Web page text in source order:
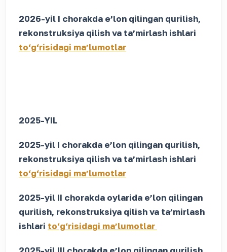
2026-yil I chorakda eʼlon qilingan qurilish,
rekonstruksiya qilish va taʼmirlash ishlari
to‘g‘risidagi maʼlumotlar
2025-YIL
2025-yil I chorakda eʼlon qilingan qurilish,
rekonstruksiya qilish va taʼmirlash ishlari
to‘g‘risidagi maʼlumotlar
2025-yil II chorakda oylarida eʼlon qilingan
qurilish, rekonstruksiya qilish va taʼmirlash
ishlari to‘g‘risidagi maʼlumotlar